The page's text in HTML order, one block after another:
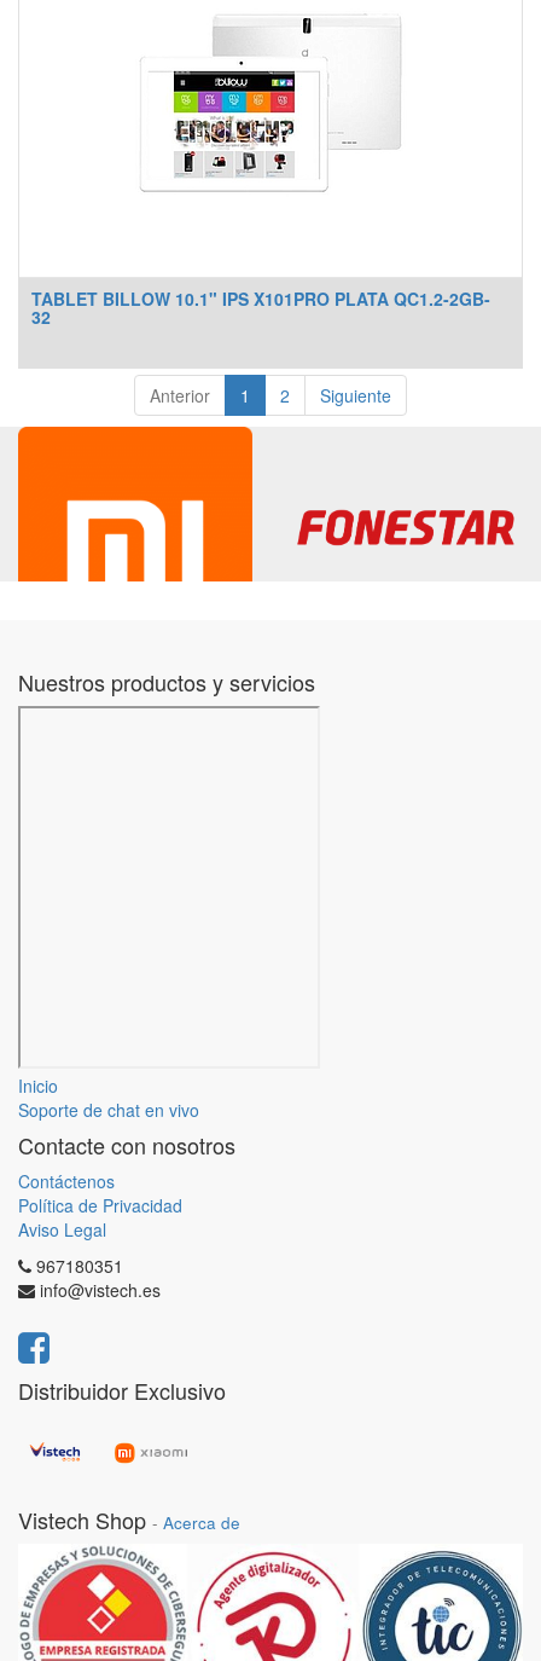
TABLET BILLOW 10.1" IPS X101PRO PLATA QC1.2-2GB-
32
Anterior 1 2 Siguiente
Nuestros productos y servicios
Inicio
Soporte de chat en vivo
Contacte con nosotros
Contáctenos
Política de Privacidad
Aviso Legal
967180351
info@vistech.es
Distribuidor Exclusivo
Vistech Shop - Acerca de